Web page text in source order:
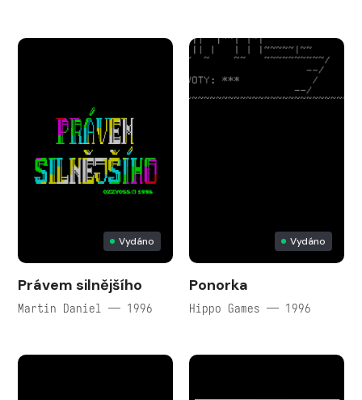
Vydáno
Právem silnějšího
Martin Daniel — 1996
Vydáno
Ponorka
Hippo Games — 1996